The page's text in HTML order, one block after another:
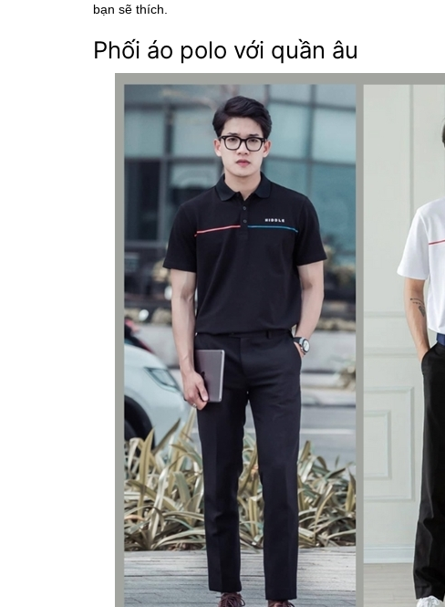
bạn sẽ thích.
Phối áo polo với quần âu